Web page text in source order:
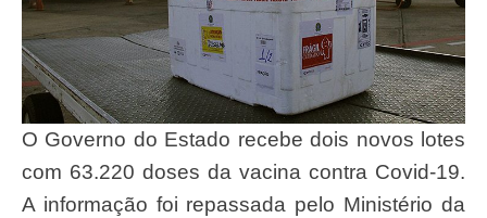
O Governo do Estado recebe dois novos lotes
com 63.220 doses da vacina contra Covid-19.
A informação foi repassada pelo Ministério da